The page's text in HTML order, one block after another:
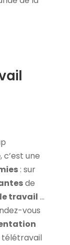
, c’est une
: sur
de
travail …
vous
télétravail